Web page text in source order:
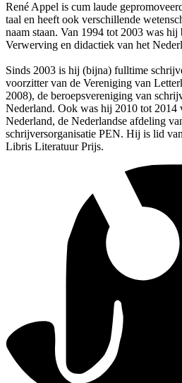
René Appel is cum laude
taal en heeft ook verschillende
naam staan. Van 1994 tot 2003 was
Verwerving en didactiek van het
Sinds 2003 is hij (bijna) fulltime
voorzitter van de Vereniging van
2008), de beroepsvereniging van
Nederland. Ook was hij 2010 tot 2014
Nederland, de Nederlandse afdeling
schrijversorganisatie PEN. Hij is lid
Libris Literatuur Prijs.